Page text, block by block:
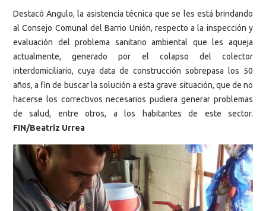
Destacó Angulo, la asistencia técnica que se les está brindando
al Consejo Comunal del Barrio Unión, respecto a la inspección y
evaluación del problema sanitario ambiental que les aqueja
actualmente, generado por el colapso del colector
interdomiciliario, cuya data de construcción sobrepasa los 50
años, a fin de buscar la solución a esta grave situación, que de no
hacerse los correctivos necesarios pudiera generar problemas
de salud, entre otros, a los habitantes de este sector.
FIN/Beatriz Urrea